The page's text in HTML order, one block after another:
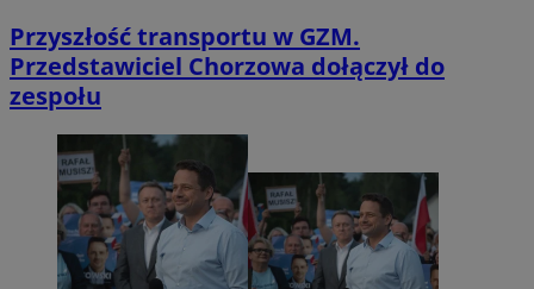
Przyszłość transportu w GZM.
Przedstawiciel Chorzowa dołączył do
zespołu